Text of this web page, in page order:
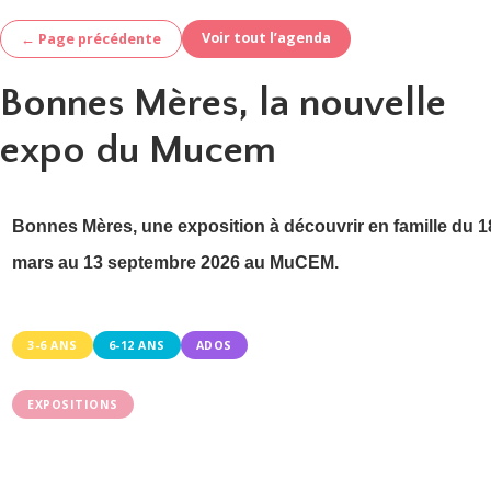
← Page précédente Voir tout l’agenda
Bonnes Mères, la nouvelle
expo du Mucem
Bonnes Mères, une exposition à découvrir en famille du
mars au 13 septembre 2026 au MuCEM.
3-6 ANS 6-12 ANS ADOS
EXPOSITIONS